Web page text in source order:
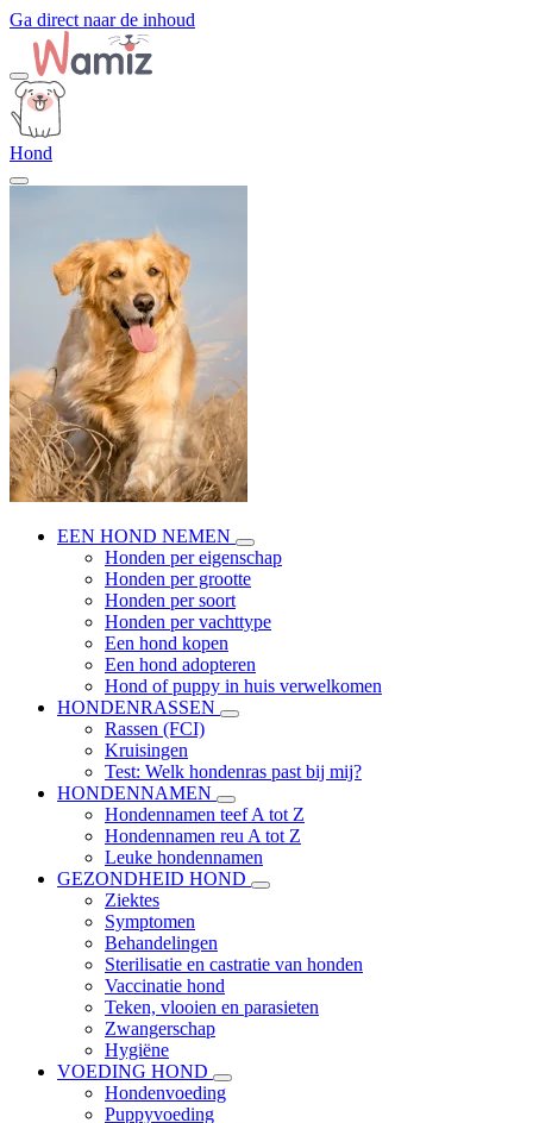
Ga direct naar de inhoud
Hond
EEN HOND NEMEN
Honden per eigenschap
Honden per grootte
Honden per soort
Honden per vachttype
Een hond kopen
Een hond adopteren
Hond of puppy in huis verwelkomen
HONDENRASSEN
Rassen (FCI)
Kruisingen
Test: Welk hondenras past bij mij?
HONDENNAMEN
Hondennamen teef A tot Z
Hondennamen reu A tot Z
Leuke hondennamen
GEZONDHEID HOND
Ziektes
Symptomen
Behandelingen
Sterilisatie en castratie van honden
Vaccinatie hond
Teken, vlooien en parasieten
Zwangerschap
Hygiëne
VOEDING HOND
Hondenvoeding
Puppyvoeding